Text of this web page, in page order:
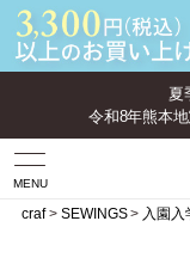
夏
令和8年熊本
MENU
craf SEWINGS 入園入